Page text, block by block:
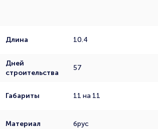
Длина 10.4
Дней
строительства
57
Габариты 11 на 11
Материал брус